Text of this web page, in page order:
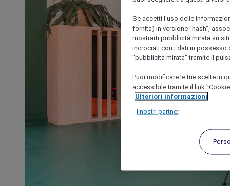
Se accetti l'uso delle
fornita) in versione "hash",
mostrarti pubblicità mirata su
incrociati con i dati in possesso
"pubblicità mirata" tramite il
Puoi modificare le tue scelte in
accessibile tramite il link
Ulteriori informazioni
I nostri partner